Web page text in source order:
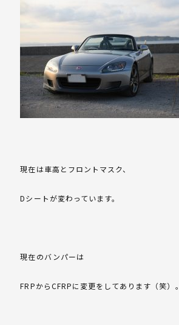
現在は車高とフロントマスク、
Dシートが変わっています。
現在のバンパーは
FRPからCFRPに変更をしてあります（笑）。